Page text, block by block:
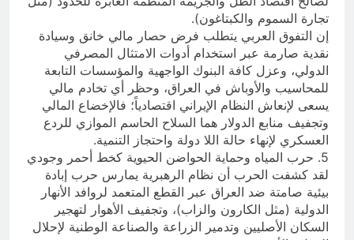
تجارة السموم والكبتاغون).
إن التفوق العربي يتطلب فرض حصار مالي خانق وسيادة
نقدية صارمة عبر استخدام أدوات الامتثال المصرفي
الدولي، وعزل كافة البنوك الواجهية والمؤسسات التابعة
للمحاسيب والأوباش في العراق، وحظر أي تخادم مالي
يسعى لإنعاش النظام الإيراني اقتصادياً؛ فالإخضاع المالي
وتجفيف منابع الدولار هما السلاح الحاسم الموازي للردع
العسكري لإنهاء حالة اللا دولة واحتجاز التنمية.
5. حرب المياه وحماية الحواضن الحيوية كخط أحمر وجودي
لقد كشفت الحرب أن نظام الرهبرية يمارس حرب إبادة
بيئية صامتة ضد العراق عبر القطع المتعمد لروافد الأنهار
الدولية (مثل الكارون والزاب)، وتجفيف الأهوار لتهجير
السكان الأصليين وتدمير الزراعة والصناعة الوطنية لإحلال